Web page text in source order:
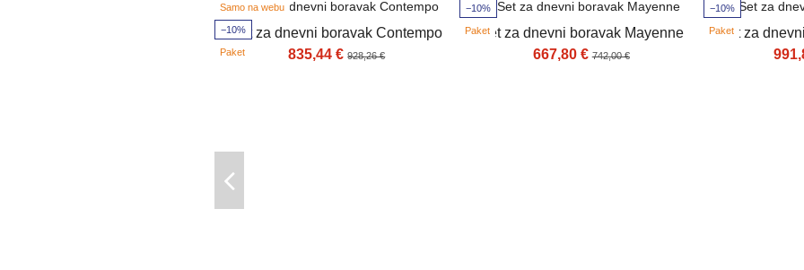
Samo na webu
−10%
Paket
Set za dnevni boravak Contempo
835,44 €928,26 €
−10%
PaketSet za dnevni boravak Mayenne
667,80 €742,00 €
−10%
Paket
Set za